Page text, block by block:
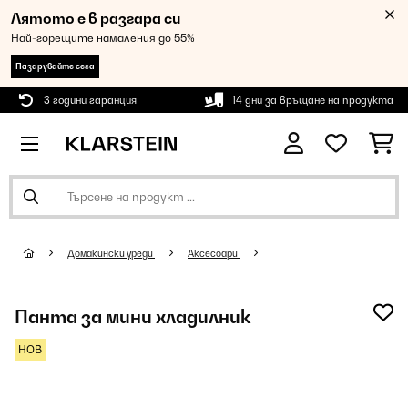
Лятото е в разгара си
Най-горещите намаления до 55%
Пазарувайте сега
3 години гаранция 14 дни за връщане на продукта
Домакински уреди Аксесоари
Панта за мини хладилник
НОВ